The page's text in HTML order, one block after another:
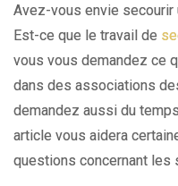
Avez-vous envie secourir
Est-ce que le travail de
vous vous demandez ce
dans des associations
demandez aussi du
article vous aidera
questions concernant les